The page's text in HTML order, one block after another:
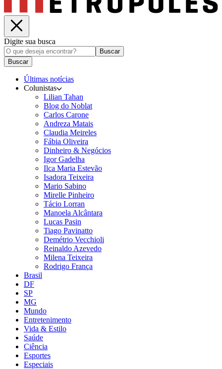
Digite sua busca
Buscar
Buscar
Últimas notícias
Colunistas
Lilian Tahan
Blog do Noblat
Carlos Carone
Andreza Matais
Claudia Meireles
Fábia Oliveira
Dinheiro & Negócios
Igor Gadelha
Ilca Maria Estevão
Isadora Teixeira
Mario Sabino
Mirelle Pinheiro
Tácio Lorran
Manoela Alcântara
Lucas Pasin
Tiago Pavinatto
Demétrio Vecchioli
Reinaldo Azevedo
Milena Teixeira
Rodrigo França
Brasil
DF
SP
MG
Mundo
Entretenimento
Vida & Estilo
Saúde
Ciência
Esportes
Especiais